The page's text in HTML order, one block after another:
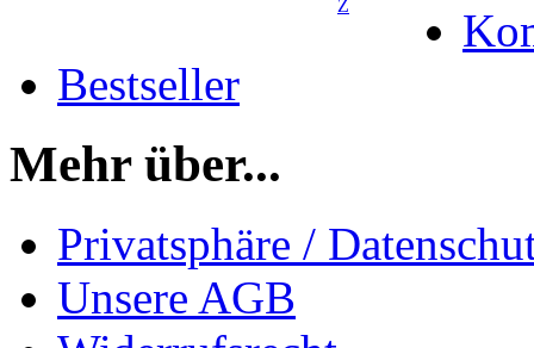
Z
Bestseller
Mehr über...
Privatsphäre /
Unsere AGB